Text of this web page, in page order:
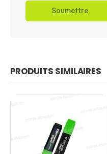
PRODUITS SIMILAIRES